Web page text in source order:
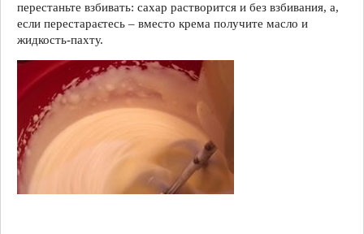
перестаньте взбивать: сахар растворится и без взбивания, а,
если перестараєтесь – вместо крема получите масло и
жидкость-пахту.